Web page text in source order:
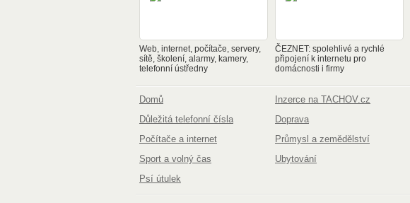
Web, internet, počítače, servery,
sítě, školení, alarmy, kamery,
telefonní ústředny
ČEZNET: spolehlivé a rychlé
připojení k internetu pro
domácnosti i firmy
Domů Inzerce na TACHOV.cz
Důležitá telefonní čísla
Doprava
Počítače a internet
Průmysl a zemědělství
Sport a volný čas
Ubytování
Psí útulek